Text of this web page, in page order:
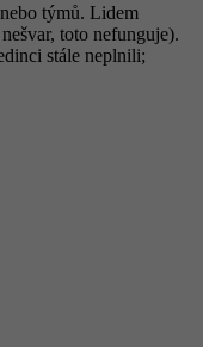
týmů. Lidem
toto nefunguje).
stále neplnili;